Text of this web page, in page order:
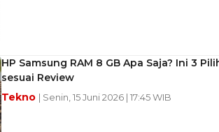
HP Samsung RAM 8 GB Apa Saja? Ini 3
sesuai Review
Tekno | Senin, 15 Juni 2026 | 17:45 WIB